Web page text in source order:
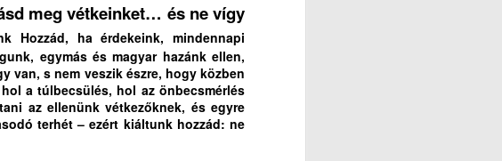
meg vétkeinket… és ne vígy
Hozzád, ha érdekeink, mindennapi
egymás és magyar hazánk ellen,
van, s nem veszik észre, hogy közben
a túlbecsülés, hol az önbecsmérlés
az ellenünk vétkezőknek, és egyre
terhét – ezért kiáltunk hozzád: ne
sorok írója